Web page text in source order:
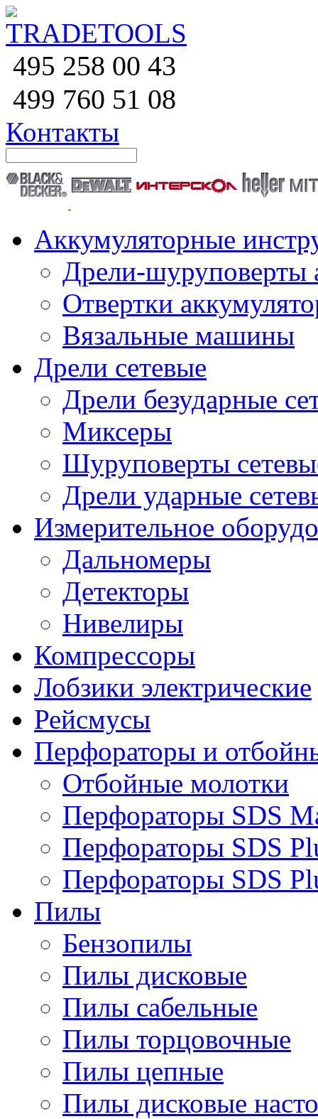
495 258 00 43
499 760 51 08
Контакты
Аккумуляторные
Дрели-шуруповерты
Отвертки
Вязальные машины
Дрели сетевые
Дрели безударные
Миксеры
Шуруповерты
Дрели ударные
Измерительное
Дальномеры
Детекторы
Нивелиры
Компрессоры
Лобзики электрические
Рейсмусы
Перфораторы и
Отбойные молотки
Перфораторы SDS
Перфораторы SDS
Перфораторы SDS
Пилы
Бензопилы
Пилы дисковые
Пилы сабельные
Пилы торцовочные
Пилы цепные
Пилы дисковые